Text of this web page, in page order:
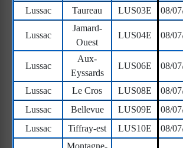
Lussac Taureau LUS03E 08/
Lussac
Jamard-
Ouest
LUS04E 08/
Lussac
Aux-
Eyssards
LUS06E 08/
Lussac Le Cros LUS08E
08/
Lussac
Bellevue LUS09E
08/
Lussac
Tiffray-est LUS10E 08/
Montagne-